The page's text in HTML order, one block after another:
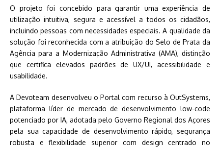
O projeto foi concebido para garantir uma experiência de
utilização intuitiva, segura e acessível a todos os cidadãos,
incluindo pessoas com necessidades especiais. A qualidade da
solução foi reconhecida com a atribuição do Selo de Prata da
Agência para a Modernização Administrativa (AMA), distinção
que certifica elevados padrões de UX/UI, acessibilidade e
usabilidade.
A Devoteam desenvolveu o Portal com recurso à OutSystems,
plataforma líder de mercado de desenvolvimento low-code
potenciado por IA, adotada pelo Governo Regional dos Açores
pela sua capacidade de desenvolvimento rápido, segurança
robusta e flexibilidade superior com design centrado no